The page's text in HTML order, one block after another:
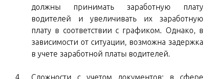
должны принимать заработную плату
водителей и увеличивать их заработную
плату в соответствии с графиком. Однако, в
зависимости от ситуации, возможна задержка
в учете заработной платы водителей.
Сложности с учетом документов: в сфере